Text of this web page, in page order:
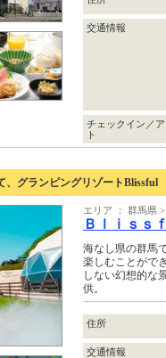
交通情報
チェックイン／
ト
、グランピングリゾート
エリア ： 群馬県
Ｂｌｉｓｓ
海なし県の群馬
楽しむことがで
しない幻想的な
供。
住所
交通情報